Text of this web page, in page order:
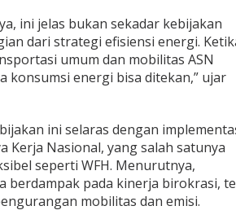
ini jelas bukan sekadar kebijakan
dari strategi efisiensi energi.
umum dan mobilitas ASN
konsumsi energi bisa ditekan,” ujar
ini selaras dengan
Kerja Nasional, yang salah satunya
seperti WFH. Menurutnya,
berdampak pada kinerja birokrasi,
mobilitas dan emisi.